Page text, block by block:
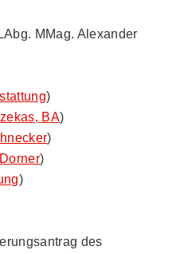
LAbg. MMag. Alexander
)
BA)
)
)
)
des